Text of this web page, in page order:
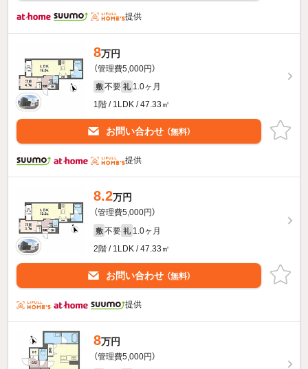
提供
8万円
（管理費5,000円）
敷 不要 礼 1.0ヶ月
1階 / 1LDK / 47.33㎡
お問い合わせ （無料）
提供
8.2万円
（管理費5,000円）
敷 不要 礼 1.0ヶ月
2階 / 1LDK / 47.33㎡
お問い合わせ （無料）
提供
8万円
（管理費5,000円）